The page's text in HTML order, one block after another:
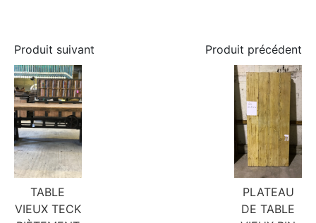
Produit suivant
TABLE
VIEUX TECK
Produit précédent
PLATEAU
DE TABLE